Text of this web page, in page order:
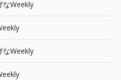
なWeekly
なWeekly